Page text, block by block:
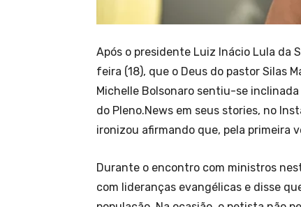
Após o presidente Luiz Inácio Lula da
feira (18), que o Deus do pastor Silas
Michelle Bolsonaro sentiu-se
do Pleno.News em seus stories, no
ironizou afirmando que, pela primeira
Durante o encontro com ministros
com lideranças evangélicas e disse